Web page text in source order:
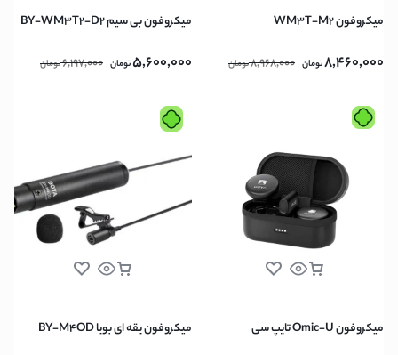
میکروفون WM3T-M2
8,460,000تومان 8,968,000تومان
میکروفون بی سیم BY-WM3T2-D2
5,600,000تومان 6,197,000تومان
میکروفون Omic-U تایپ سی میکروفون یقه ای بویا BY-M4OD